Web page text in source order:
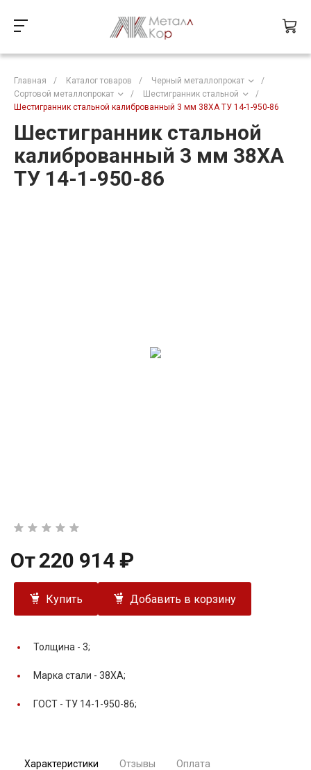
Главная / Каталог товаров / Черный металлопрокат
/
Сортовой металлопрокат
/ Шестигранник стальной
/
Шестигранник стальной калиброванный 3 мм 38ХА ТУ 14-1-950-86
Шестигранник стальной
калиброванный 3 мм 38ХА
ТУ 14-1-950-86
От220 914 ₽
Купить Добавить в корзину
Толщина - 3;
Марка стали - 38ХА;
ГОСТ - ТУ 14-1-950-86;
Характеристики Отзывы Оплата